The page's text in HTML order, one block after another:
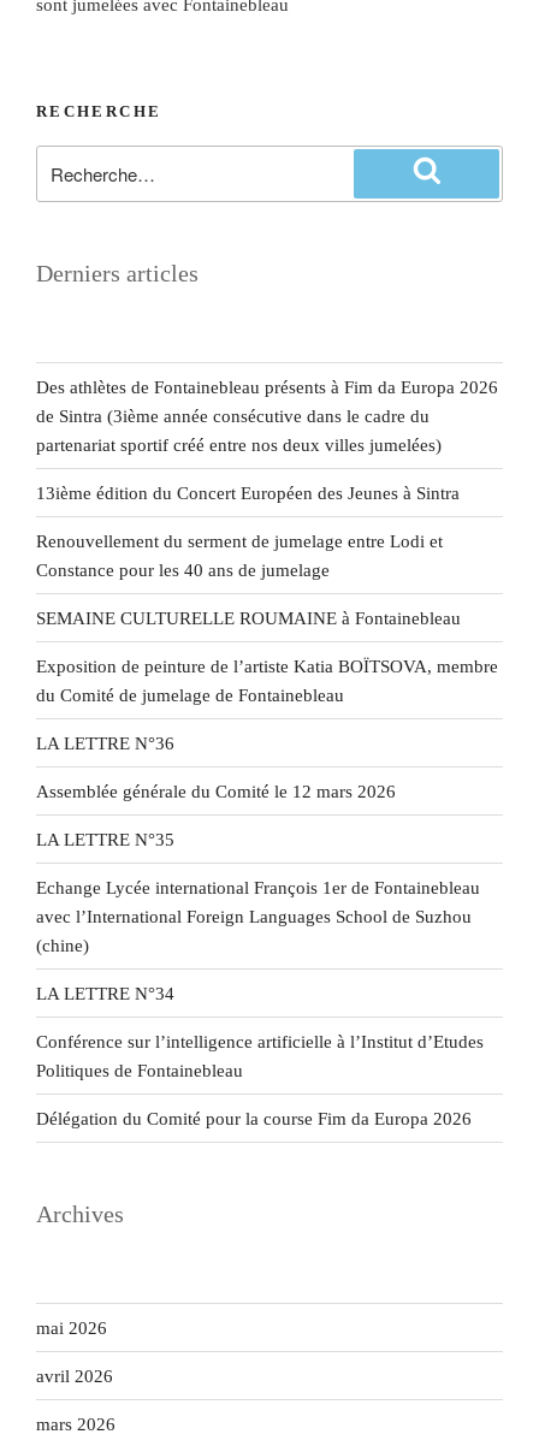
sont jumelées avec Fontainebleau
RECHERCHE
Derniers articles
Des athlètes de Fontainebleau présents à Fim da Europa 2026
de Sintra (3ième année consécutive dans le cadre du
partenariat sportif créé entre nos deux villes jumelées)
13ième édition du Concert Européen des Jeunes à Sintra
Renouvellement du serment de jumelage entre Lodi et
Constance pour les 40 ans de jumelage
SEMAINE CULTURELLE ROUMAINE à Fontainebleau
Exposition de peinture de l’artiste Katia BOÏTSOVA, membre
du Comité de jumelage de Fontainebleau
LA LETTRE N°36
Assemblée générale du Comité le 12 mars 2026
LA LETTRE N°35
Echange Lycée international François 1er de Fontainebleau
avec l’International Foreign Languages School de Suzhou
(chine)
LA LETTRE N°34
Conférence sur l’intelligence artificielle à l’Institut d’Etudes
Politiques de Fontainebleau
Délégation du Comité pour la course Fim da Europa 2026
Archives
mai 2026
avril 2026
mars 2026